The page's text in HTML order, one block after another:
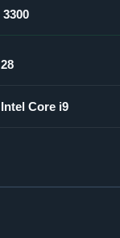
3300
28
Intel Core i9